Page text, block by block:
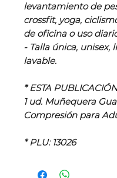
levantamiento de
crossfit, yoga,
de oficina o uso
- Talla única, unisex,
lavable.
* ESTA
1 ud. Muñequera
Compresión para
* PLU: 13026